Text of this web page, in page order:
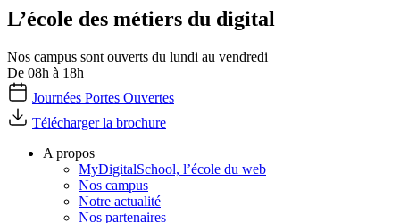
L’école des métiers du digital
Nos campus sont ouverts du lundi au vendredi
De 08h à 18h
Journées Portes Ouvertes
Télécharger la brochure
A propos
MyDigitalSchool, l’école du web
Nos campus
Notre actualité
Nos partenaires